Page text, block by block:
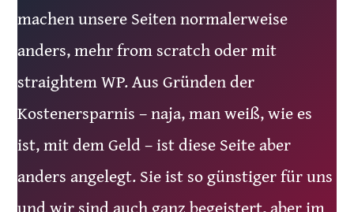
machen unsere Seiten normalerweise
anders, mehr from scratch oder mit
straightem WP. Aus Gründen der
Kostenersparnis – naja, man weiß, wie es
ist, mit dem Geld – ist diese Seite aber
anders angelegt. Sie ist so günstiger für uns